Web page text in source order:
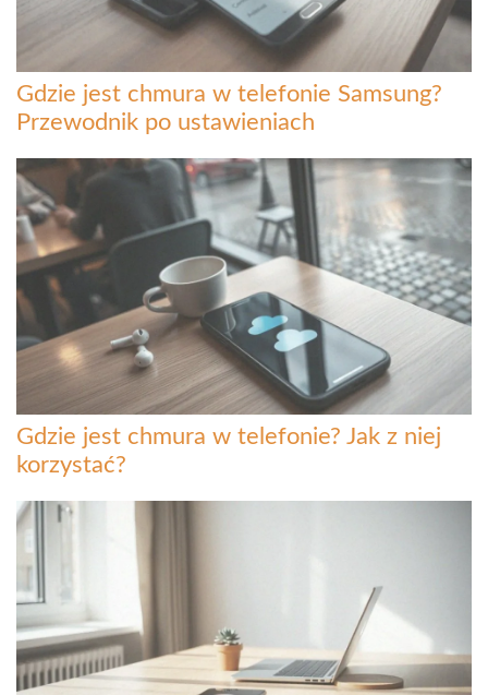
Gdzie jest chmura w telefonie Samsung?
Przewodnik po ustawieniach
Gdzie jest chmura w telefonie? Jak z niej
korzystać?